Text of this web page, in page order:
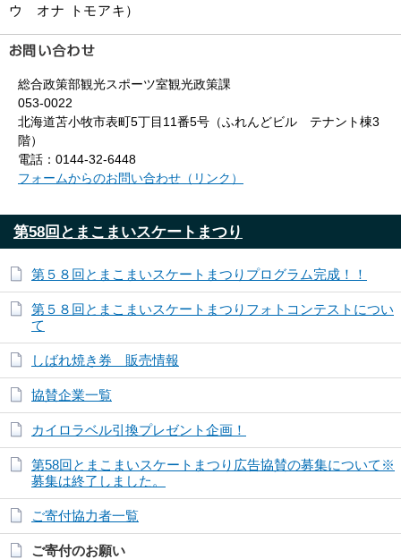
ウ オナ トモアキ）
総合政策部観光スポーツ室観光政策課
053-0022
北海道苫小牧市表町5丁目11番5号（ふれんどビル テナント棟3
階）
電話：0144-32-6448
フォームからのお問い合わせ（リンク）
第58回とまこまいスケートまつり
第５８回とまこまいスケートまつりプログラム完成！！
第５８回とまこまいスケートまつりフォトコンテストについ
て
しばれ焼き券 販売情報
協賛企業一覧
カイロラベル引換プレゼント企画！
第58回とまこまいスケートまつり広告協賛の募集について※
募集は終了しました。
ご寄付協力者一覧
ご寄付のお願い